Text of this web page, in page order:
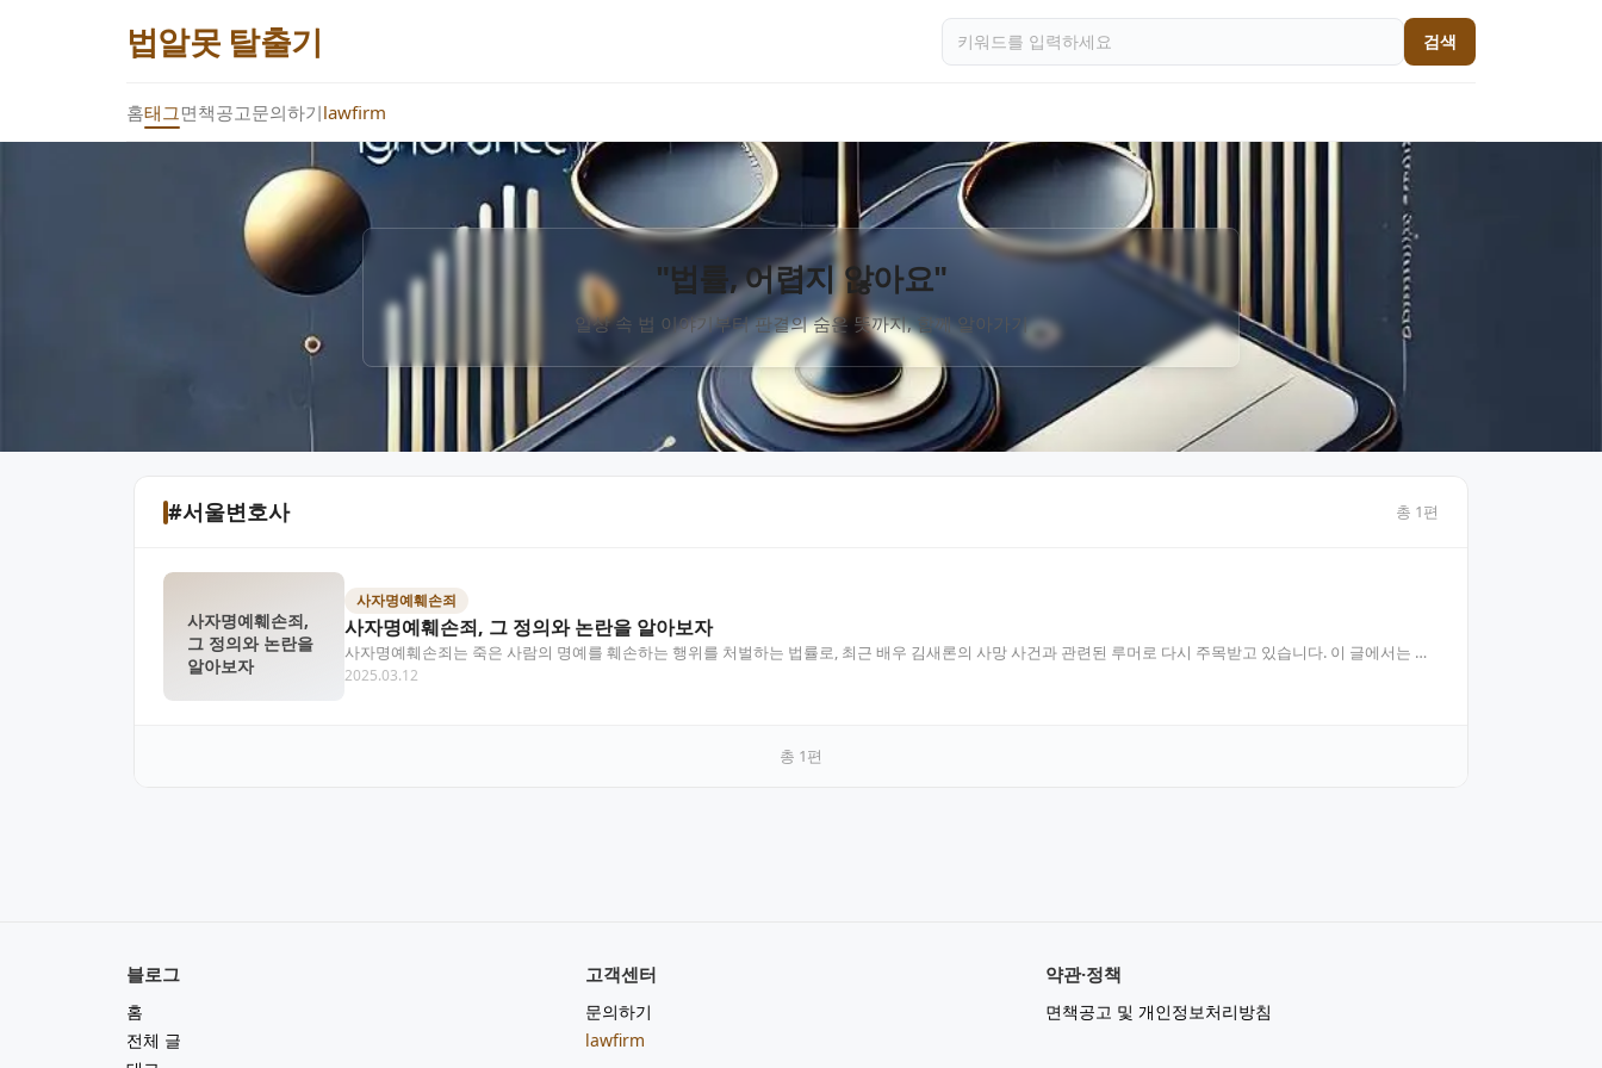
법알못 탈출기 검색
홈태그면책공고문의하기lawfirm
"법률, 어렵지 않아요"
일상 속 법 이야기부터 판결의 숨은 뜻까지, 함께 알아가기
#서울변호사 총 1편
사자명예훼손죄,
그 정의와 논란을
알아보자
사자명예훼손죄
사자명예훼손죄, 그 정의와 논란을 알아보자
사자명예훼손죄는 죽은 사람의 명예를 훼손하는 행위를 처벌하는 법률로, 최근 배우 김새론의 사망 사건과 관련된 루머로 다시 주목받고 있습니다. 이 글에서는 사
자명예훼손죄의 정의, 구…
2025.03.12
총 1편
블로그
홈
전체 글
고객센터
문의하기
lawfirm
약관·정책
면책공고 및 개인정보처리방침